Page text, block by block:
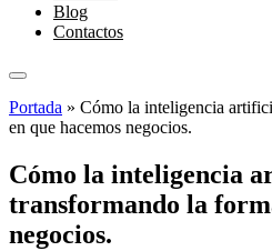
Blog
Contactos
Portada » Cómo la inteligencia
en que hacemos negocios.
Cómo la inteligencia
transformando la
negocios.